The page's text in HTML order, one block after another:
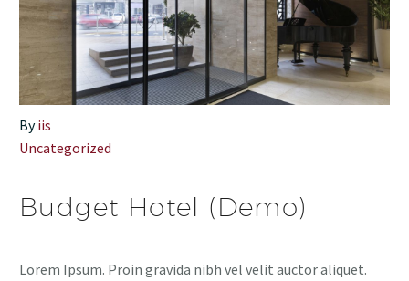
Byiis
Uncategorized
Budget Hotel (Demo)
Lorem Ipsum. Proin gravida nibh vel velit auctor aliquet.